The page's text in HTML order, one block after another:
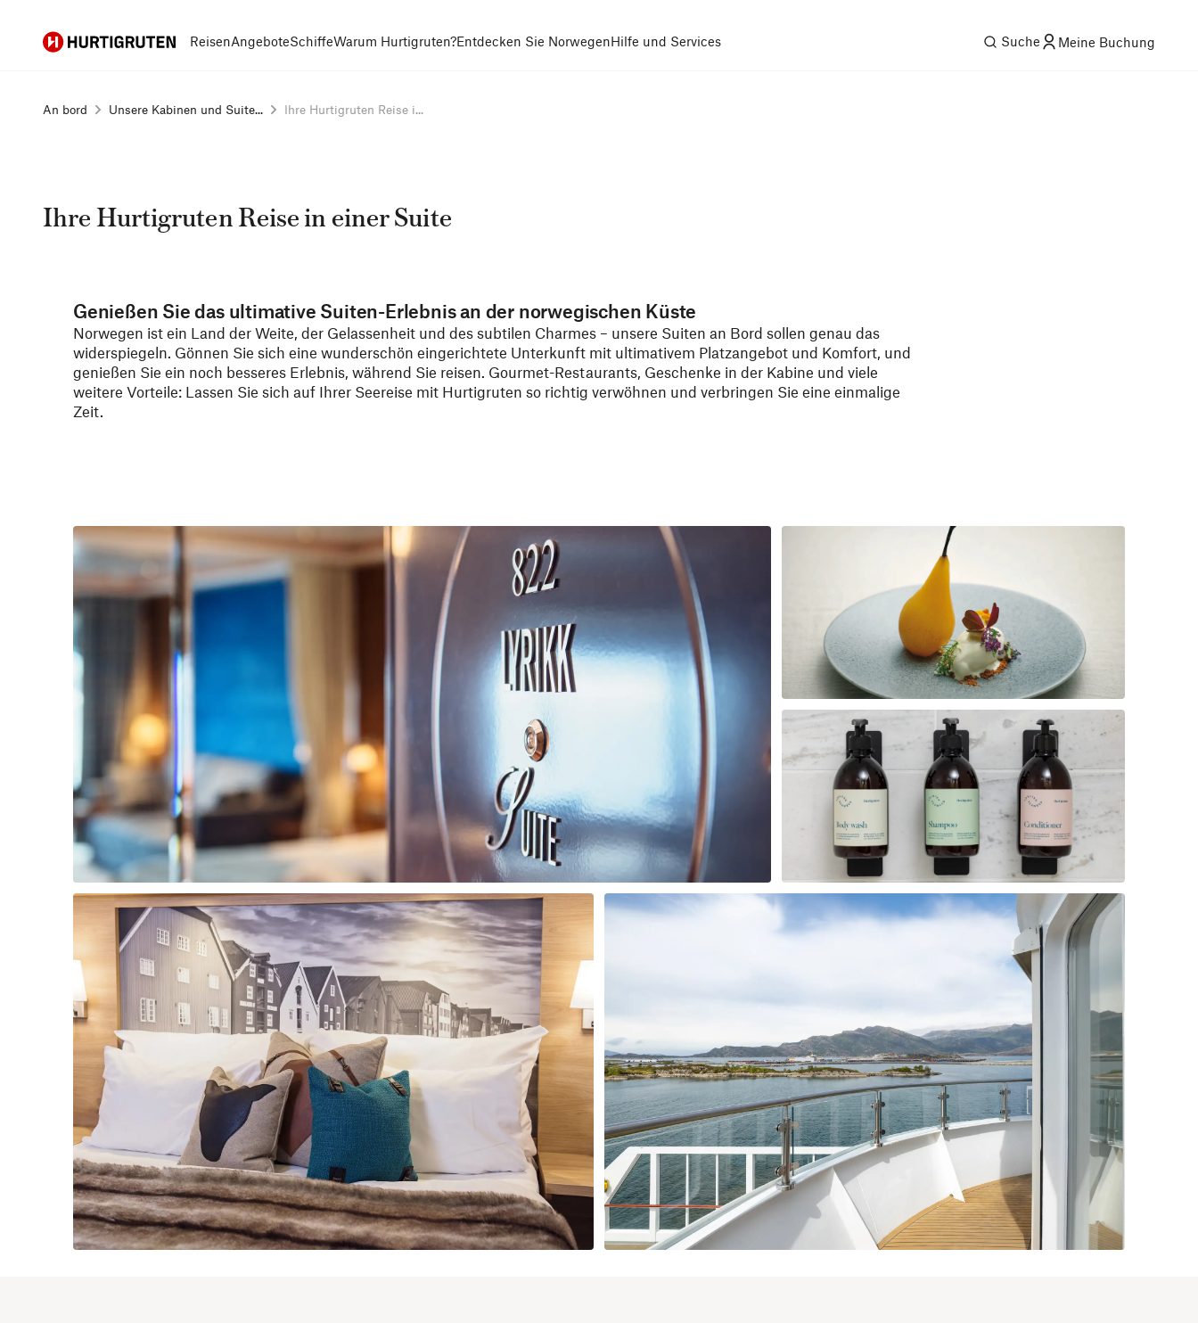
Hurtigruten ReisenAngeboteSchiffeWarum Hurtigruten?Entdecken Sie NorwegenHilfe und Services Suche Meine Buchung
An bord Unsere Kabinen und Suite... Ihre Hurtigruten Reise i...
Ihre Hurtigruten Reise in einer Suite
Genießen Sie das ultimative Suiten-Erlebnis an der norwegischen Küste
Norwegen ist ein Land der Weite, der Gelassenheit und des subtilen Charmes – unsere Suiten an Bord sollen genau das
widerspiegeln. Gönnen Sie sich eine wunderschön eingerichtete Unterkunft mit ultimativem Platzangebot und Komfort, und
genießen Sie ein noch besseres Erlebnis, während Sie reisen. Gourmet-Restaurants, Geschenke in der Kabine und viele
weitere Vorteile: Lassen Sie sich auf Ihrer Seereise mit Hurtigruten so richtig verwöhnen und verbringen Sie eine einmalige
Zeit.